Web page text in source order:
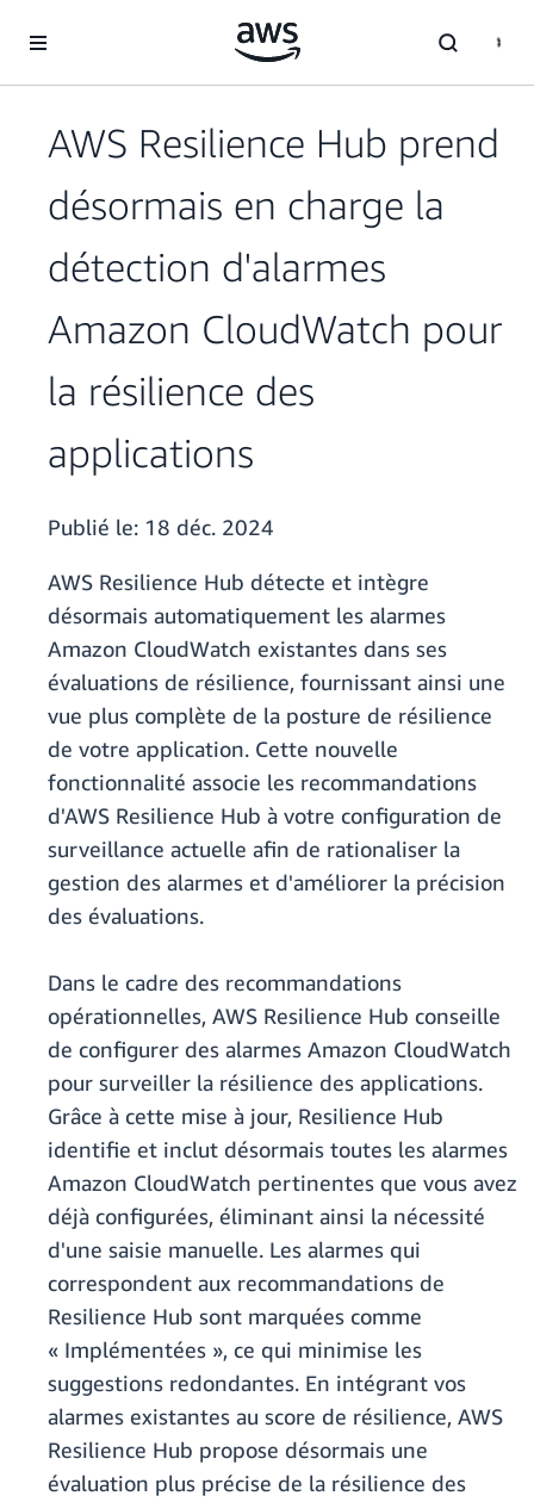
AWS Resilience Hub prend
désormais en charge la
détection d'alarmes
Amazon CloudWatch pour
la résilience des
applications
Publié le: 18 déc. 2024
AWS Resilience Hub détecte et intègre
désormais automatiquement les alarmes
Amazon CloudWatch existantes dans ses
évaluations de résilience, fournissant ainsi une
vue plus complète de la posture de résilience
de votre application. Cette nouvelle
fonctionnalité associe les recommandations
d'AWS Resilience Hub à votre configuration de
surveillance actuelle afin de rationaliser la
gestion des alarmes et d'améliorer la précision
des évaluations.
Dans le cadre des recommandations
opérationnelles, AWS Resilience Hub conseille
de configurer des alarmes Amazon CloudWatch
pour surveiller la résilience des applications.
Grâce à cette mise à jour, Resilience Hub
identifie et inclut désormais toutes les alarmes
Amazon CloudWatch pertinentes que vous avez
déjà configurées, éliminant ainsi la nécessité
d'une saisie manuelle. Les alarmes qui
correspondent aux recommandations de
Resilience Hub sont marquées comme
« Implémentées », ce qui minimise les
suggestions redondantes. En intégrant vos
alarmes existantes au score de résilience, AWS
Resilience Hub propose désormais une
évaluation plus précise de la résilience des